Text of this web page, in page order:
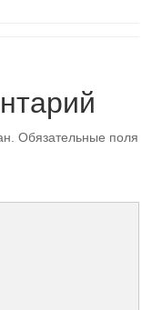
Обязательные поля